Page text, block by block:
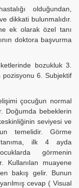
olduğundan,
dikkati bulunmalıdır.
ek olarak özel tanı
doktora başvurma
bozukluk 3.
pozisyonu 6. Subjektif
çocuğun normal
Doğumda bebeklerin
seviyesi ve
temelidir. Görme
tanıma, ilk 4 ayda
görmenin
Kullanılan muayene
bakış gelir. Bunun
cevap ( Visual